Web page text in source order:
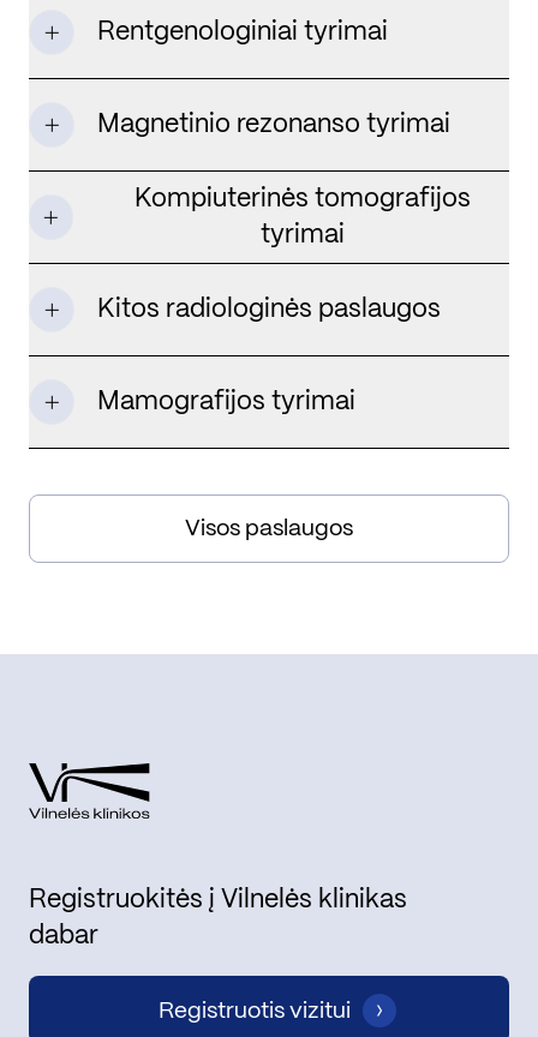
Rentgenologiniai tyrimai
Magnetinio rezonanso tyrimai
Kompiuterinės tomografijos
tyrimai
Kitos radiologinės paslaugos
Mamografijos tyrimai
Visos paslaugos
Registruokitės į Vilnelės klinikas
dabar
Registruotis vizitui